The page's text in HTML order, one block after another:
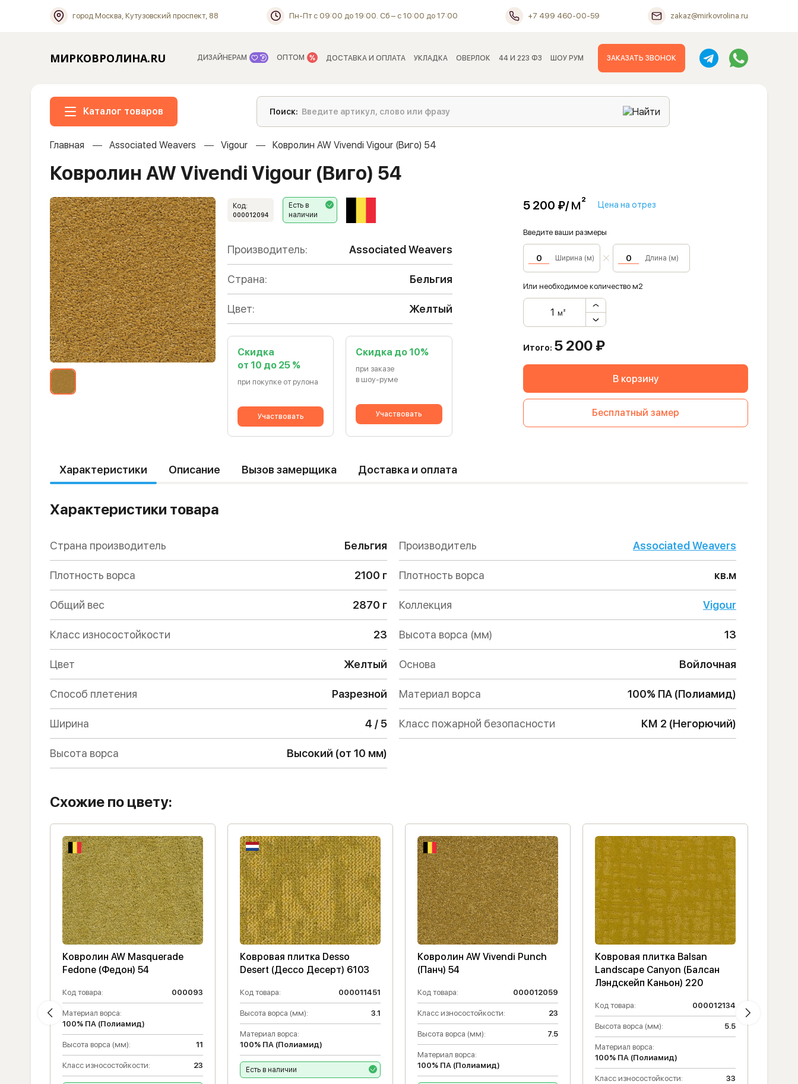
город Москва, Кутузовский проспект, 88 Пн-Пт с 09:00 до 19:00. Сб – с 10:00 до 17:00 +7 499 460-00-59 zakaz@mirkovrolina.ru
МИРКОВРОЛИНА.RU ДИЗАЙНЕРАМ ОПТОМ ДОСТАВКА И ОПЛАТА УКЛАДКА ОВЕРЛОК 44 И 223 ФЗ ШОУ РУМ ЗАКАЗАТЬ ЗВОНОК
Каталог товаров
Главная Associated Weavers Vigour Ковролин AW Vivendi Vigour (Виго) 54
Ковролин AW Vivendi Vigour (Виго) 54
Код:
000012094
Есть в
наличии
Производитель: Associated Weavers
Страна: Бельгия
Цвет: Желтый
Скидка
от 10 до 25 %
при покупке от рулона
Участвовать
Cкидка до 10%
при заказе
в шоу-руме
Участвовать
5 200 ₽/м² Цена на отрез
Введите ваши размеры
Ширина (м) Длина (м)
Или необходимое количество м2
м²
Итого: 5 200 ₽
В корзину
Бесплатный замер
Характеристики Описание Вызов замерщика Доставка и оплата
Характеристики товара
Страна производитель Бельгия Производитель Associated Weavers
Плотность ворса 2100 г Плотность ворса кв.м
Общий вес 2870 г Коллекция Vigour
Класс износостойкости 23 Высота ворса (мм) 13
Цвет Желтый Основа Войлочная
Способ плетения Разрезной Материал ворса 100% ПА (Полиамид)
Ширина 4 / 5 Класс пожарной безопасности КМ 2 (Негорючий)
Высота ворса Высокий (от 10 мм)
Схожие по цвету:
Ковролин AW Masquerade
Fedone (Федон) 54
Код товара: 000093
Материал ворса:
100% ПА (Полиамид)
Высота ворса (мм): 11
Класс износостойкости: 23
Ковровая плитка Desso
Desert (Дессо Десерт) 6103
Код товара: 000011451
Высота ворса (мм): 3.1
Материал ворса:
100% ПА (Полиамид)
Есть в наличии
Ковролин AW Vivendi Punch
(Панч) 54
Код товара: 000012059
Класс износостойкости: 23
Высота ворса (мм): 7.5
Материал ворса:
100% ПА (Полиамид)
Ковровая плитка Balsan
Landscape Canyon (Балсан
Лэндскейп Каньон) 220
Код товара: 000012134
Высота ворса (мм): 5.5
Материал ворса:
100% ПА (Полиамид)
Класс износостойкости: 33